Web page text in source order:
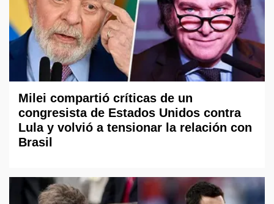
Milei compartió críticas de un
congresista de Estados Unidos contra
Lula y volvió a tensionar la relación con
Brasil